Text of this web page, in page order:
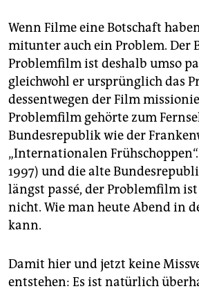
fragen & hilfe
unterstützen
abo
genossenschaft
epaper login
Wenn Filme eine Botschaft
mitunter auch ein Problem. Der
Problemfilm ist deshalb umso
gleichwohl er ursprünglich das
dessentwegen der Film
Problemfilm gehörte zum
Bundesrepublik wie der
„Internationalen
1997) und die alte
längst passé, der Problemfilm
nicht. Wie man heute Abend in
kann.
Damit hier und jetzt keine
entstehen: Es ist natürlich